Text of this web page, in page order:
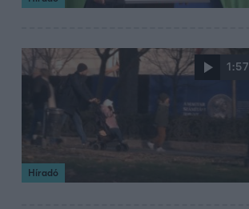
1:57
Híradó